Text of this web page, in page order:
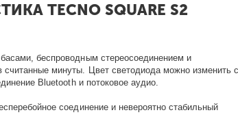
TECNO SQUARE S2
беспроводным стереосоединением и
минуты. Цвет светодиода можно изменить с
Bluetooth и потоковое аудио.
соединение и невероятно стабильный